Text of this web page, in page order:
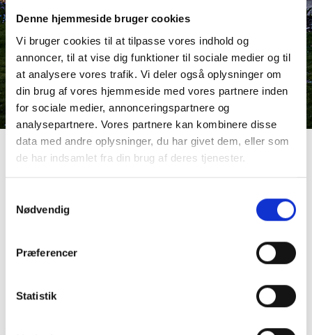
Denne hjemmeside bruger cookies
Vi bruger cookies til at tilpasse vores indhold og
annoncer, til at vise dig funktioner til sociale medier og til
at analysere vores trafik. Vi deler også oplysninger om
din brug af vores hjemmeside med vores partnere inden
for sociale medier, annonceringspartnere og
analysepartnere. Vores partnere kan kombinere disse
data med andre oplysninger, du har givet dem, eller som
de har indsamlet fra din brug af deres tjenester.
Nødvendig
Præferencer
Statistik
Selskabsmenu III
Pighvarsouffle, aioli, citron, urter
Bagt rødtunge, pommes rösti, sauteret grønt, fiske